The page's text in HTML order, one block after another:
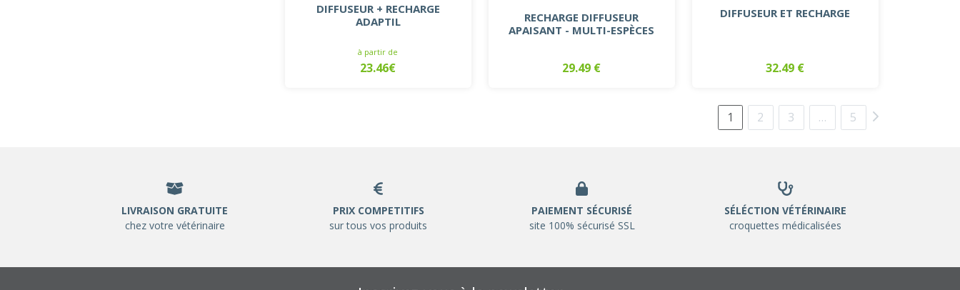
DIFFUSEUR + RECHARGE
ADAPTIL
à partir de
23.46€
RECHARGE DIFFUSEUR
APAISANT - MULTI-ESPÈCES
29.49 €
DIFFUSEUR ET RECHARGE
32.49 €
1 2 3 … 5
LIVRAISON GRATUITE
chez votre vétérinaire
PRIX COMPETITIFS
sur tous vos produits
PAIEMENT SÉCURISÉ
site 100% sécurisé SSL
SÉLÉCTION VÉTÉRINAIRE
croquettes médicalisées